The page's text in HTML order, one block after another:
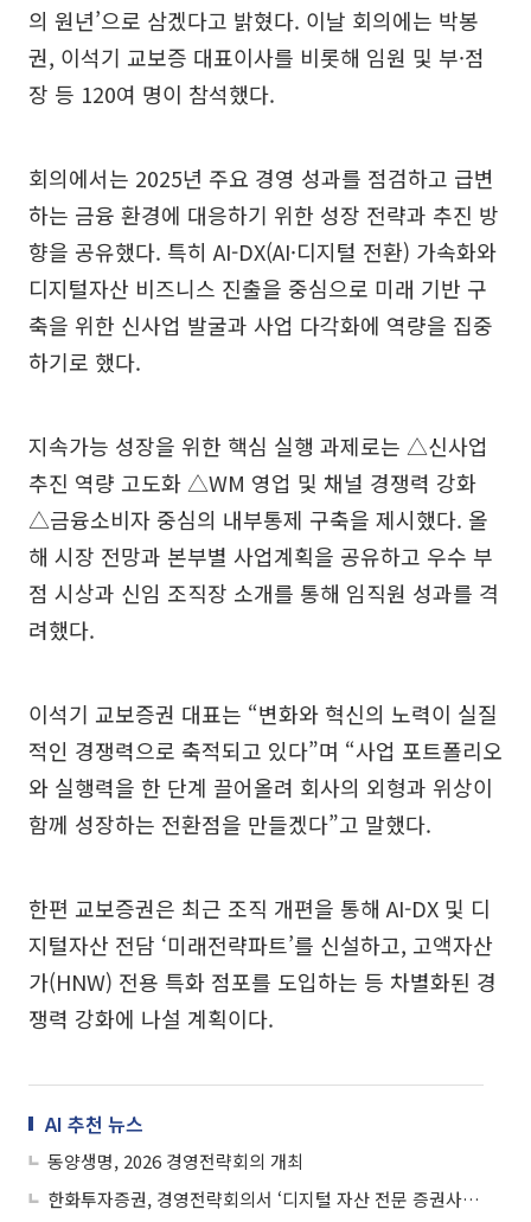
의 원년’으로 삼겠다고 밝혔다. 이날 회의에는 박봉
권, 이석기 교보증 대표이사를 비롯해 임원 및 부·점
장 등 120여 명이 참석했다.
회의에서는 2025년 주요 경영 성과를 점검하고 급변
하는 금융 환경에 대응하기 위한 성장 전략과 추진 방
향을 공유했다. 특히 AI-DX(AI·디지털 전환) 가속화와
디지털자산 비즈니스 진출을 중심으로 미래 기반 구
축을 위한 신사업 발굴과 사업 다각화에 역량을 집중
하기로 했다.
지속가능 성장을 위한 핵심 실행 과제로는 △신사업
추진 역량 고도화 △WM 영업 및 채널 경쟁력 강화
△금융소비자 중심의 내부통제 구축을 제시했다. 올
해 시장 전망과 본부별 사업계획을 공유하고 우수 부
점 시상과 신임 조직장 소개를 통해 임직원 성과를 격
려했다.
이석기 교보증권 대표는 “변화와 혁신의 노력이 실질
적인 경쟁력으로 축적되고 있다”며 “사업 포트폴리오
와 실행력을 한 단계 끌어올려 회사의 외형과 위상이
함께 성장하는 전환점을 만들겠다”고 말했다.
한편 교보증권은 최근 조직 개편을 통해 AI-DX 및 디
지털자산 전담 ‘미래전략파트’를 신설하고, 고액자산
가(HNW) 전용 특화 점포를 도입하는 등 차별화된 경
쟁력 강화에 나설 계획이다.
AI 추천 뉴스
동양생명, 2026 경영전략회의 개최
한화투자증권, 경영전략회의서 ‘디지털 자산 전문 증권사’ 전환 선언